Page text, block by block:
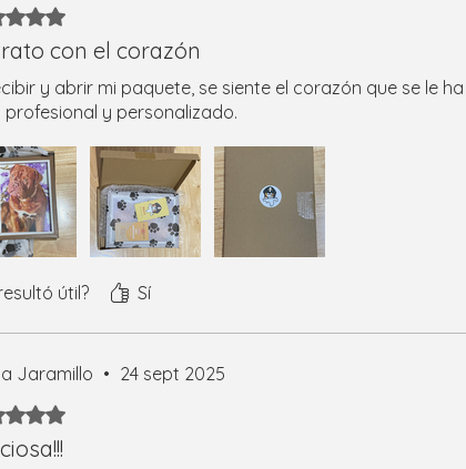
5 de 5 estrellas.
con el corazón
y abrir mi paquete, se siente el corazón que se le
profesional y personalizado.
útil? Sí
Jaramillo • 24 sept 2025
5 de 5 estrellas.